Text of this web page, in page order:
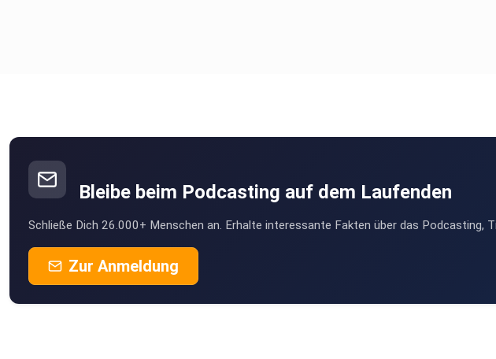
Bleibe beim Podcasting auf dem Laufenden
Schließe Dich 26.000+ Menschen an. Erhalte interessante Fakten über das Podcasting,
Zur Anmeldung